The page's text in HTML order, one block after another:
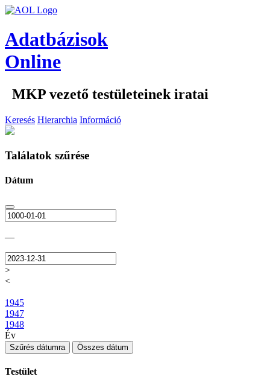
Adatbázisok
Online
MKP vezető testületeinek iratai
Keresés Hierarchia Információ
Találatok szűrése
Dátum
—
>
<
1945
1947
1948
Év
Szűrés dátumra Összes dátum
Testület